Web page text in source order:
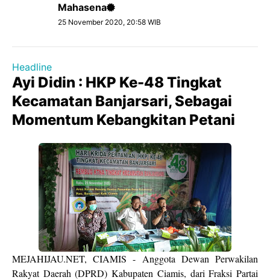
Mahasena
25 November 2020, 20:58 WIB
Headline
Ayi Didin : HKP Ke-48 Tingkat
Kecamatan Banjarsari, Sebagai
Momentum Kebangkitan Petani
MEJAHIJAU.NET, CIAMIS - Anggota Dewan Perwakilan
Rakyat Daerah (DPRD) Kabupaten Ciamis, dari Fraksi Partai